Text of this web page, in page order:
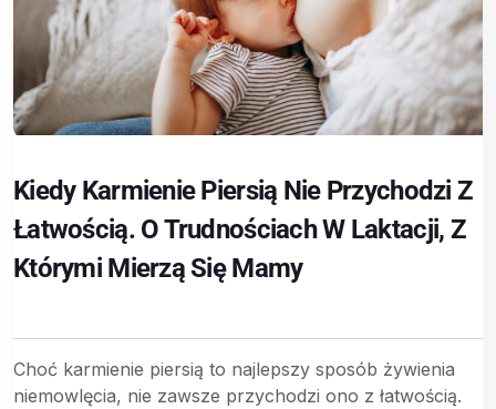
Kiedy Karmienie Piersią Nie Przychodzi Z
Łatwością. O Trudnościach W Laktacji, Z
Którymi Mierzą Się Mamy
Choć karmienie piersią to najlepszy sposób żywienia
niemowlęcia, nie zawsze przychodzi ono z łatwością.